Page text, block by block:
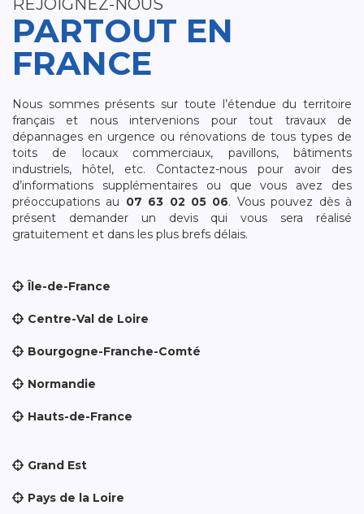
REJOIGNEZ-NOUS
PARTOUT EN
FRANCE
Nous sommes présents sur toute l’étendue du territoire
français et nous intervenions pour tout travaux de
dépannages en urgence ou rénovations de tous types de
toits de locaux commerciaux, pavillons, bâtiments
industriels, hôtel, etc. Contactez-nous pour avoir des
d’informations supplémentaires ou que vous avez des
préoccupations au 07 63 02 05 06. Vous pouvez dès à
présent demander un devis qui vous sera réalisé
gratuitement et dans les plus brefs délais.
Île-de-France
Centre-Val de Loire
Bourgogne-Franche-Comté
Normandie
Hauts-de-France
Grand Est
Pays de la Loire